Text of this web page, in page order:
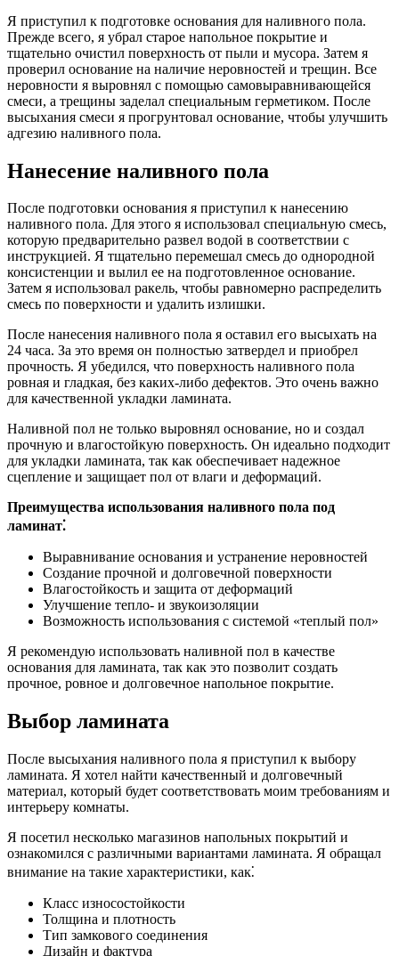
Я приступил к подготовке основания для наливного пола.
Прежде всего, я убрал старое напольное покрытие и
тщательно очистил поверхность от пыли и мусора. Затем я
проверил основание на наличие неровностей и трещин. Все
неровности я выровнял с помощью самовыравнивающейся
смеси, а трещины заделал специальным герметиком. После
высыхания смеси я прогрунтовал основание, чтобы улучшить
адгезию наливного пола.
Нанесение наливного пола
После подготовки основания я приступил к нанесению
наливного пола. Для этого я использовал специальную смесь,
которую предварительно развел водой в соответствии с
инструкцией. Я тщательно перемешал смесь до однородной
консистенции и вылил ее на подготовленное основание.
Затем я использовал ракель, чтобы равномерно распределить
смесь по поверхности и удалить излишки.
После нанесения наливного пола я оставил его высыхать на
24 часа. За это время он полностью затвердел и приобрел
прочность. Я убедился, что поверхность наливного пола
ровная и гладкая, без каких-либо дефектов. Это очень важно
для качественной укладки ламината.
Наливной пол не только выровнял основание, но и создал
прочную и влагостойкую поверхность. Он идеально подходит
для укладки ламината, так как обеспечивает надежное
сцепление и защищает пол от влаги и деформаций.
Преимущества использования наливного пола под
ламинат⁚
Выравнивание основания и устранение неровностей
Создание прочной и долговечной поверхности
Влагостойкость и защита от деформаций
Улучшение тепло- и звукоизоляции
Возможность использования с системой «теплый пол»
Я рекомендую использовать наливной пол в качестве
основания для ламината, так как это позволит создать
прочное, ровное и долговечное напольное покрытие.
Выбор ламината
После высыхания наливного пола я приступил к выбору
ламината. Я хотел найти качественный и долговечный
материал, который будет соответствовать моим требованиям и
интерьеру комнаты.
Я посетил несколько магазинов напольных покрытий и
ознакомился с различными вариантами ламината. Я обращал
внимание на такие характеристики, как⁚
Класс износостойкости
Толщина и плотность
Тип замкового соединения
Дизайн и фактура